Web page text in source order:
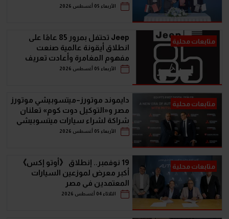
الأربعاء 05 أغسطس 2026
متابعات محلية
Jeep تحتفل بمرور 85 عامًا على
انطلاق أيقونة عالمية صنعت
مفهوم المغامرة وأعادت تعريف
سيارات الـ SUV
الأربعاء 05 أغسطس 2026
متابعات محلية
دايموند موتورز–ميتسوبيشي موتورز
مصر و«التوكيل دوت كوم» تعلنان
شراكة لشراء سيارات ميتسوبيشي
أونلاين
الأربعاء 05 أغسطس 2026
متابعات محلية
19 نوفمبر.. إنطلاق 《أوتو إكس》
أكبر معرض لموزعين السيارات
المعتمدين في مصر
الثلاثاء 04 أغسطس 2026